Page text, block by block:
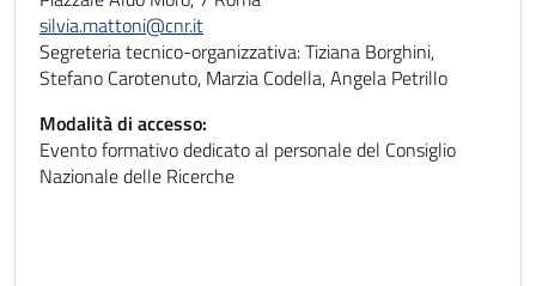
silvia.mattoni@cnr.it
Segreteria tecnico-organizzativa: Tiziana Borghini,
Stefano Carotenuto, Marzia Codella, Angela Petrillo
Modalità di accesso:
Evento formativo dedicato al personale del Consiglio
Nazionale delle Ricerche